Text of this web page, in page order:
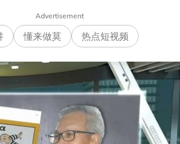
Advertisement
懂来做莫 热点短视频